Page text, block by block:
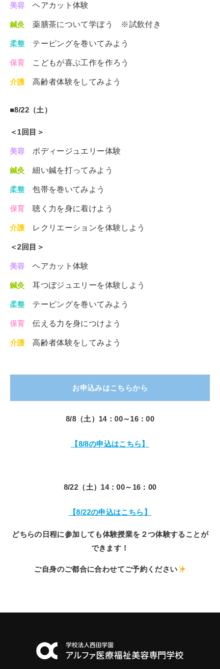
美容ヘアカット体験
鍼灸薬膳茶について学ぼう ※試飲付き
柔整 テーピングを巻いてみよう
保育 こどもが喜ぶ工作を作ろう
介護高齢者体験をしてみよう
■8/22（土）
＜1回目＞
美容 ボディージュエリー体験
鍼灸細い鍼を打ってみよう
柔整包帯を巻いてみよう
保育聴く力を身に着けよう
介護 レクリエーションを体験しよう
＜2回目＞
美容ヘアカット体験
鍼灸耳つぼジュエリーを体験しよう
柔整 テーピングを巻いてみよう
保育伝える力を身につけよう
介護高齢者体験をしてみよう
お申込みはこちらから
8/8（土）14：00～16：00
【8/8の申込はこちら】
8/22（土）14：00～16：00
【8/22の申込はこちら】
どちらの日程に参加しても体験授業を２つ体験することが
できます！
ご自身のご都合に合わせてご予約ください